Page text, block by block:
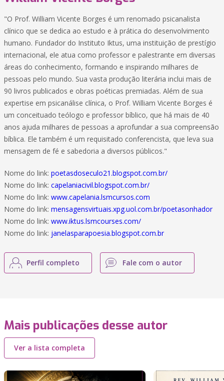
"O Prof. William Vicente Borges é um renomado psicanalista
clínico que se dedica ao estudo e à prática do desenvolvimento
humano. Fundador do Instituto Iktus, uma instituição de prestígio
internacional, ele atua como professor e palestrante em diversas
áreas do conhecimento, formando e inspirando milhares de
pessoas pelo mundo. Sua vasta produção literária inclui mais de
90 livros publicados e obras poéticas premiadas. Além de sua
expertise em psicanálise clínica, o Prof. William Vicente Borges é
um conceituado teólogo e professor bíblico, que há mais de 40
anos ajuda milhares de pessoas a aprofundar a sua compreensão
bíblica. Ele também é um requisitado conferencista, que leva sua
mensagem de fé e sabedoria a diversos públicos."
Nome do link: poetasdoseculo21.blogspot.com.br/
Nome do link: capelaniacivil.blogspot.com.br/
Nome do link: www.capelania.lsmcursos.com
Nome do link: mensagensvirtuais.xpg.uol.com.br/poetasonhador
Nome do link: www.iktus.lsmcourses.com/
Nome do link: janelasparapoesia.blogspot.com.br
Perfil completo Fale com o autor
Mais publicações desse autor
Ver a lista completa